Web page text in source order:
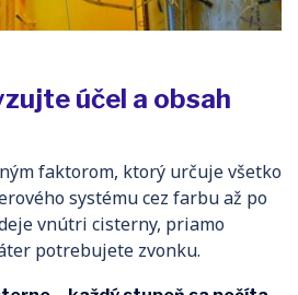
účel a obsah
faktorom, ktorý určuje všetko
systému cez farbu až po
vnútri cisterny, priamo
potrebujete zvonku.